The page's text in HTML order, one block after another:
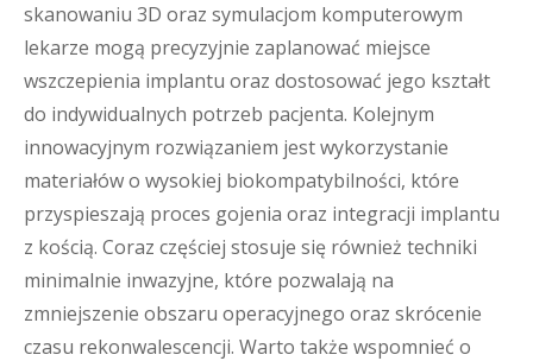
skanowaniu 3D oraz symulacjom komputerowym
lekarze mogą precyzyjnie zaplanować miejsce
wszczepienia implantu oraz dostosować jego kształt
do indywidualnych potrzeb pacjenta. Kolejnym
innowacyjnym rozwiązaniem jest wykorzystanie
materiałów o wysokiej biokompatybilności, które
przyspieszają proces gojenia oraz integracji implantu
z kością. Coraz częściej stosuje się również techniki
minimalnie inwazyjne, które pozwalają na
zmniejszenie obszaru operacyjnego oraz skrócenie
czasu rekonwalescencji. Warto także wspomnieć o